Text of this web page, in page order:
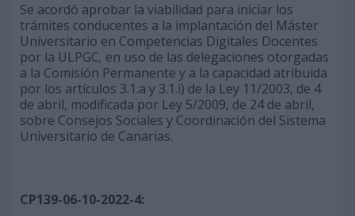
Se acordó aprobar la viabilidad para iniciar los
trámites conducentes a la implantación del Máster
Universitario en Competencias Digitales Docentes
por la ULPGC, en uso de las delegaciones otorgadas
a la Comisión Permanente y a la capacidad atribuida
por los artículos 3.1.a y 3.1.i) de la Ley 11/2003, de 4
de abril, modificada por Ley 5/2009, de 24 de abril,
sobre Consejos Sociales y Coordinación del Sistema
Universitario de Canarias.
CP139-06-10-2022-4: